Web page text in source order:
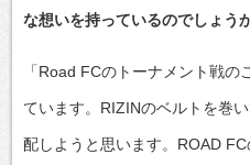
な想いを持っているのでしょうか
「Road FCのトーナメント戦
ています。RIZINのベルトを巻
配しようと思います。ROAD